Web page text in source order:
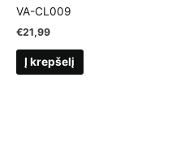
VA-CL009
€21,99
Į krepšelį